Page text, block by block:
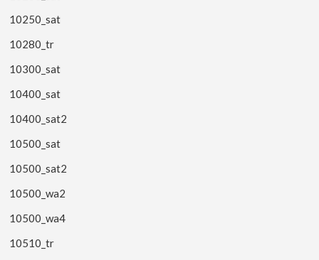
10250_sat
10280_tr
10300_sat
10400_sat
10400_sat2
10500_sat
10500_sat2
10500_wa2
10500_wa4
10510_tr